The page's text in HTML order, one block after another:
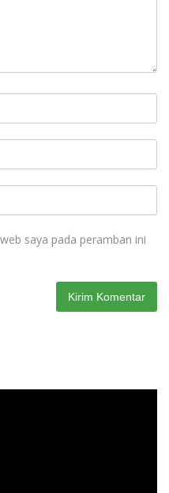
saya pada peramban ini